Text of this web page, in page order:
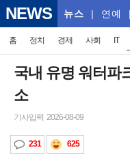
NEWS 뉴스 | 연예
홈 정치 경제 사회 IT
국내 유명 워터파
소
기사입력 2026-08-09
231 625